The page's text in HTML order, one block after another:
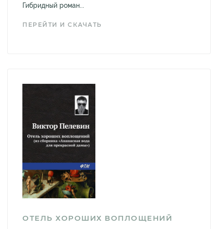
Гибридный роман...
ПЕРЕЙТИ И СКАЧАТЬ
ОТЕЛЬ ХОРОШИХ ВОПЛОЩЕНИЙ